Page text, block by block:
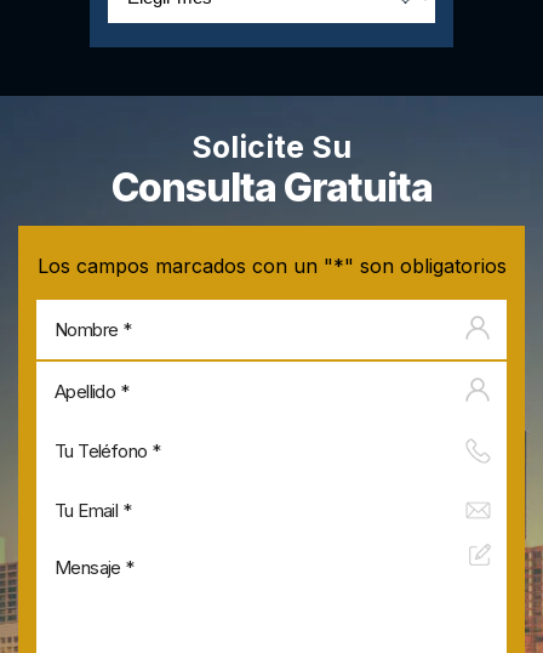
Solicite Su
Consulta Gratuita
Los campos marcados con un "*" son obligatorios